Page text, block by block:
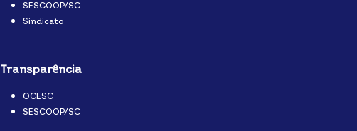
SESCOOP/SC
Sindicato
Transparência
OCESC
SESCOOP/SC